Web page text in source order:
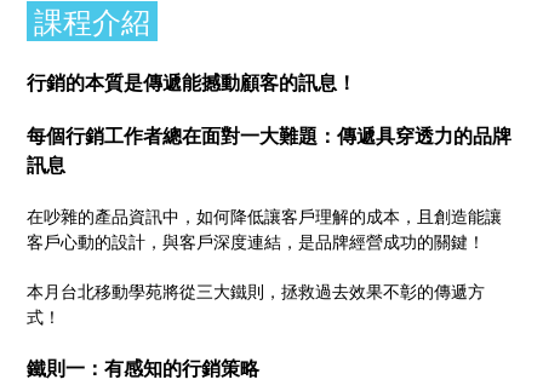
課程介紹
行銷的本質是傳遞能撼動顧客的訊息！
每個行銷工作者總在面對一大難題：傳遞具穿透力的品牌
訊息
在吵雜的產品資訊中，如何降低讓客戶理解的成本，且創造能讓
客戶心動的設計，與客戶深度連結，是品牌經營成功的關鍵！
本月台北移動學苑將從三大鐵則，拯救過去效果不彰的傳遞方
式！
鐵則一：有感知的行銷策略